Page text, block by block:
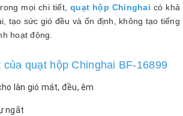
mọi chi tiết, quạt hộp Chinghai có khả
tạo sức gió đều và ổn định, không tạo tiếng
hoạt động.
quạt hộp Chinghai BF-16899
làn gió mát, đều, êm
ngắt